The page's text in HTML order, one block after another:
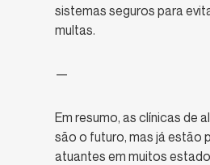
sistemas seguros para
multas.
—
Em resumo, as clínicas de
são o futuro, mas já estão
atuantes em muitos